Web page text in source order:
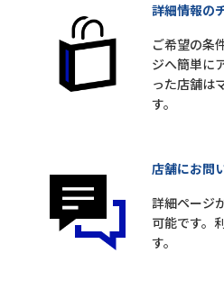
詳細情報の
ご希望の条
ジへ簡単に
った店舗は
す。
店舗にお問
詳細ページ
可能です。
す。